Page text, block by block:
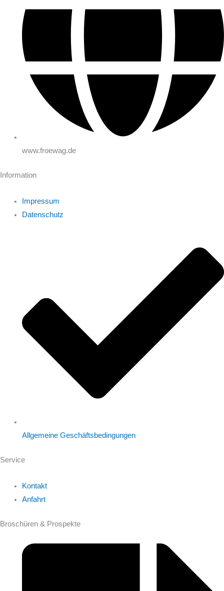
www.froewag.de
Information
Impressum
Datenschutz
Allgemeine Geschäftsbedingungen
Service
Kontakt
Anfahrt
Broschüren & Prospekte